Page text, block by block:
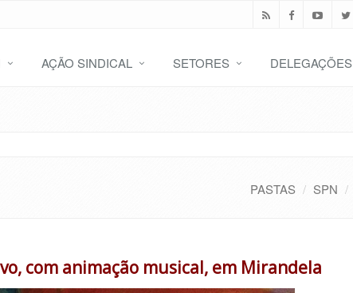
AÇÃO SINDICAL SETORES DELEGAÇÕES
PASTAS SPN
com animação musical, em Mirandela